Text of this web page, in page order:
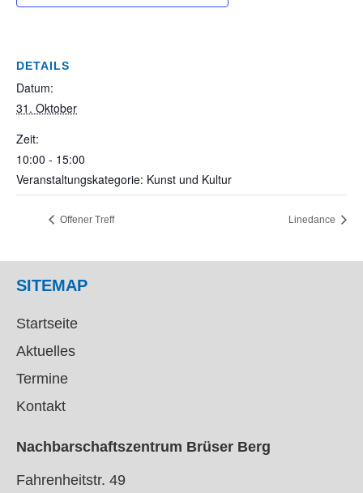
DETAILS
Datum:
31. Oktober
Zeit:
10:00 - 15:00
Veranstaltungskategorie: Kunst und Kultur
Offener Treff Linedance
SITEMAP
Startseite
Aktuelles
Termine
Kontakt
Nachbarschaftszentrum Brüser Berg
Fahrenheitstr. 49